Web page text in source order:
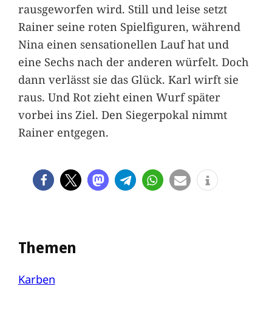
rausgeworfen wird. Still und leise setzt
Rainer seine roten Spielfiguren, während
Nina einen sensationellen Lauf hat und
eine Sechs nach der anderen würfelt. Doch
dann verlässt sie das Glück. Karl wirft sie
raus. Und Rot zieht einen Wurf später
vorbei ins Ziel. Den Siegerpokal nimmt
Rainer entgegen.
Themen
Karben